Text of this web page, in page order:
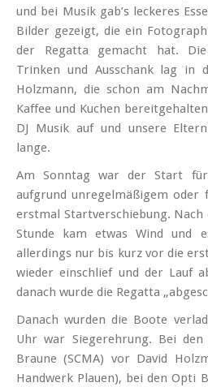
und bei Musik gab’s leckeres
Bilder gezeigt, die ein
der Regatta gemacht hat.
Trinken und Ausschank lag in
Holzmann, die schon am
Kaffee und Kuchen
DJ Musik auf und unsere
lange.
Am Sonntag war der Start
aufgrund unregel­mäßigem oder
erstmal Startverschiebung.
Stunde kam etwas Wind und
allerdings nur bis kurz vor die
wieder einschlief und der Lauf
danach wurde die Regatta
Danach wurden die Boote
Uhr war Sieger­ehrung. Bei
Braune (SCMA) vor David
Handwerk Plauen), bei den Opti